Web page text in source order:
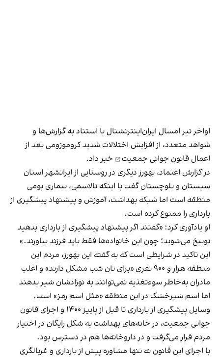
اواخر تیر امسال ایران‌اینترنشنال با استناد به گزارش‌ها و
شواهد متعدد، ازافزایش اختلالات شدید کروموزومی بعد از
اعمال قانون جوانی جمعیت
خبر داد.
در گزارش اعتماد، بهورز دیگری در روستایی از ایرانشهر استان
سیستان و بلوچستان گفت با اینکه تالاسمی، بیماری بومی
منطقه است اما شبکه بهداشت، آموزش و پیشنهاد پیشگیری از
بارداری را ممنوع کرده است.
او یادآوری کرد: «گفتند اگر پیشنهاد پیشگیری از بارداری بدهید
توبیخ می‌شوید؛ چون این خانواده‌ها فقط باید فرزند بیاورند.»
این تاکید در شرایطی است که به گفته این بهورز، مردم این
منطقه هزار و ۹۰۰ نفری «برای نان شب مشکل دارند» و اغلب
مادران به‌خاطر سوءتغذیه نمی‌توانند به نوزادشان شیر بدهند
اما اسم شیرخشک در این منطقه «مثل اسم رمز» است.
وسایل پیشگیری از بارداری تا قبل از پاییز ۱۴۰۰ و اجرای قانون
جوانی جمعیت، در خانه‌های بهداشت به شکل رایگان در اختیار
مردم قرار می‌گرفت و در داروخانه‌ها هم در دسترس بود.
با اجرای این قانون نه تنها مشاوره پیش از بارداری و غربالگری